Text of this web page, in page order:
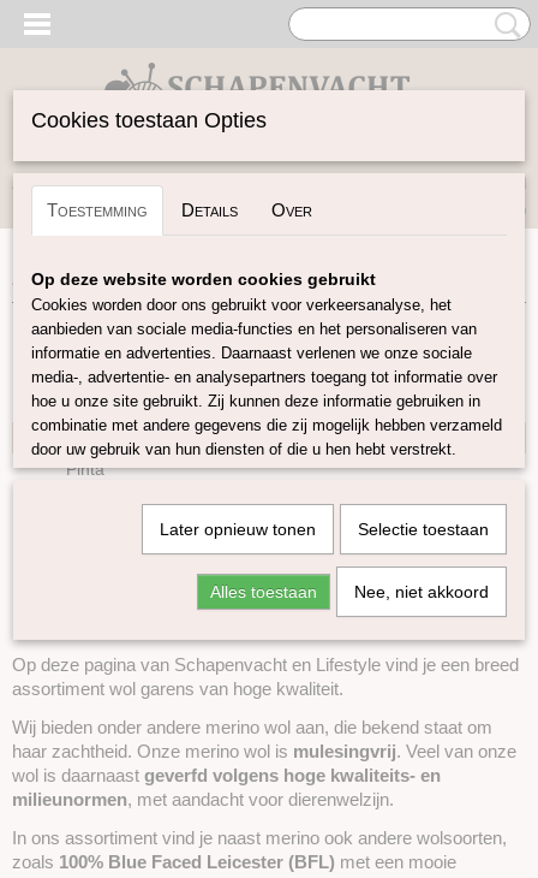
Inloggen Registreren
(0)
Home>Garen>Soort Garen>Wol
Garen
Soort Garen
Pinta
Merino kantgaren
British Blue Wool
Pippi
Rain or Shine
Super Tweed
Italy Wool
Baby Merino Soft
Naturel Aran garen van Britse wolrassen
Wol – natuurlijk en van hoge
Op deze pagina van Schapenvacht en Lifestyle vind je een breed
assortiment wol garens van hoge kwaliteit.
Wij bieden onder andere merino wol aan, die bekend staat om
haar zachtheid. Onze merino wol is mulesingvrij. Veel van onze
wol is daarnaast geverfd volgens hoge kwaliteits- en
milieunormen, met aandacht voor dierenwelzijn.
In ons assortiment vind je naast merino ook andere wolsoorten,
zoals 100% Blue Faced Leicester (BFL) met een mooie
Cookies toestaan Opties
Toestemming Details Over
Op deze website worden cookies gebruikt
Cookies worden door ons gebruikt voor verkeersanalyse, het
aanbieden van sociale media-functies en het personaliseren van
informatie en advertenties. Daarnaast verlenen we onze sociale
media-, advertentie- en analysepartners toegang tot informatie over
hoe u onze site gebruikt. Zij kunnen deze informatie gebruiken in
combinatie met andere gegevens die zij mogelijk hebben verzameld
door uw gebruik van hun diensten of die u hen hebt verstrekt.
Later opnieuw tonen Selectie toestaan
Alles toestaan Nee, niet akkoord